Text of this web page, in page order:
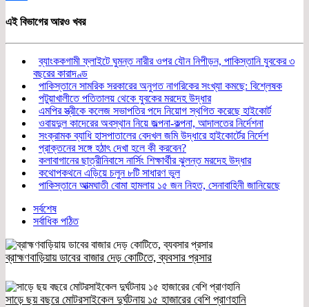
এই বিভাগের আরও খবর
ব্যাংককগামী ফ্লাইটে ঘুমন্ত নারীর ওপর যৌন নিপীড়ন, পাকিস্তানি যুবকের ৩
বছরের কারাদণ্ড
পাকিস্তানে সামরিক সরকারের অনুগত নাগরিকের সংখ্যা কমছে: বিশ্লেষক
পটুয়াখালীতে পতিতালয় থেকে যুবকের মরদেহ উদ্ধার
এমপির স্ত্রীকে কলেজ সভাপতির পদে নিয়োগ স্থগিত করেছে হাইকোর্ট
ওবায়দুল কাদেরের অবস্থান নিয়ে জল্পনা-কল্পনা, আদালতের নির্দেশনা
সংক্রামক ব্যাধি হাসপাতালের বেদখল জমি উদ্ধারে হাইকোর্টের নির্দেশ
প্রাক্তনের সঙ্গে হঠাৎ দেখা হলে কী করবেন?
কলাবাগানের ছাত্রীনিবাসে নার্সিং শিক্ষার্থীর ঝুলন্ত মরদেহ উদ্ধার
কথোপকথনে এড়িয়ে চলুন ৮টি সাধারণ ভুল
পাকিস্তানে আত্মঘাতী বোমা হামলায় ১৫ জন নিহত, সেনাবাহিনী জানিয়েছে
সর্বশেষ
সর্বাধিক পঠিত
ব্রাহ্মণবাড়িয়ায় ডাবের বাজার দেড় কোটিতে, ব্যবসার প্রসার
সাড়ে ছয় বছরে মোটরসাইকেল দুর্ঘটনায় ১৫ হাজারের বেশি প্রাণহানি